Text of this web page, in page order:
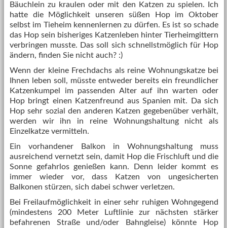
Bäuchlein zu kraulen oder mit den Katzen zu spielen. Ich
hatte die Möglichkeit unseren süßen Hop im Oktober
selbst im Tieheim kennenlernen zu dürfen. Es ist so schade
das Hop sein bisheriges Katzenleben hinter Tierheimgittern
verbringen musste. Das soll sich schnellstmöglich für Hop
ändern, finden Sie nicht auch? :)
Wenn der kleine Frechdachs als reine Wohnungskatze bei
Ihnen leben soll, müsste entweder bereits ein freundlicher
Katzenkumpel im passenden Alter auf ihn warten oder
Hop bringt einen Katzenfreund aus Spanien mit. Da sich
Hop sehr sozial den anderen Katzen gegebenüber verhält,
werden wir ihn in reine Wohnungshaltung nicht als
Einzelkatze vermitteln.
Ein vorhandener Balkon in Wohnungshaltung muss
ausreichend vernetzt sein, damit Hop die Frischluft und die
Sonne gefahrlos genießen kann. Denn leider kommt es
immer wieder vor, dass Katzen von ungesicherten
Balkonen stürzen, sich dabei schwer verletzen.
Bei Freilaufmöglichkeit in einer sehr ruhigen Wohngegend
(mindestens 200 Meter Luftlinie zur nächsten stärker
befahrenen Straße und/oder Bahngleise) könnte Hop